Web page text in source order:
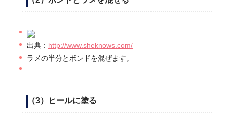
出典： http://www.sheknows.com/
ラメの半分とボンドを混ぜます。
（3）ヒールに塗る